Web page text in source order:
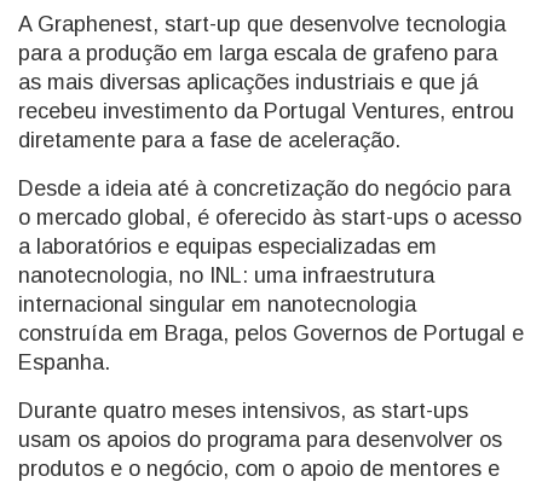
A Graphenest, start-up que desenvolve tecnologia
para a produção em larga escala de grafeno para
as mais diversas aplicações industriais e que já
recebeu investimento da Portugal Ventures, entrou
diretamente para a fase de aceleração.
Desde a ideia até à concretização do negócio para
o mercado global, é oferecido às start-ups o acesso
a laboratórios e equipas especializadas em
nanotecnologia, no INL: uma infraestrutura
internacional singular em nanotecnologia
construída em Braga, pelos Governos de Portugal e
Espanha.
Durante quatro meses intensivos, as start-ups
usam os apoios do programa para desenvolver os
produtos e o negócio, com o apoio de mentores e